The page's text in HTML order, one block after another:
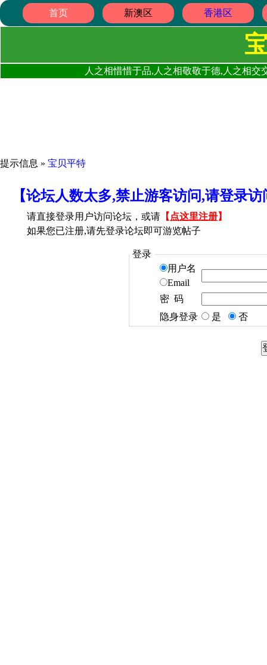
首页 新澳区 香港区
人之相惜惜于品,人之相敬敬于德,人之相
提示信息 » 宝贝平特
【论坛人数太多,禁止游客访问,请登录
请直接登录用户访问论坛，或请 【 点这里注册】
如果您已注册,请先登录论坛即可游览帖子
登录
用户名
Email
密 码
隐身登录
是 否